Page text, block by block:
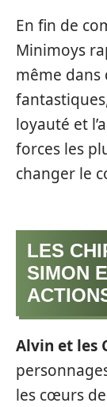
En fin de
Minimoys
même dans
loyauté et
forces les
changer le
LES
SIMON
Alvin et les
les cœurs